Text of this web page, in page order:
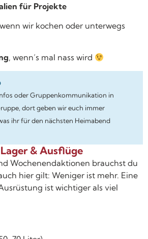
für Projekte
wir kochen oder unterwegs
, wenn’s mal nass wird
oder Gruppenkommunikation in
dort geben wir euch immer
ihr für den nächsten Heimabend
& Ausflüge
Wochenendaktionen brauchst du
hier gilt: Weniger ist mehr. Eine
ist wichtiger als viel